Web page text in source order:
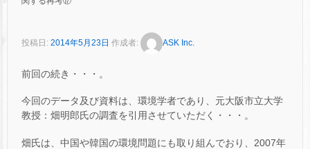
投稿日: 2014年5月23日 作成者: ASK Inc.
前回の続き・・・。
今回のデータ及び資料は、環境学者であり、元大阪市立大学
教授：畑明郎氏の調査を引用させていただく・・・。
畑氏は、中国や韓国の環境問題にも取り組んでおり、2007年